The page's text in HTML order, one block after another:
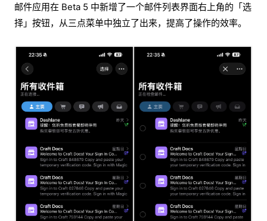
邮件应用在 Beta 5 中新增了一个邮件列表界面右上角的「选
择」按钮，从三点菜单中独立了出来，提高了操作的效率。